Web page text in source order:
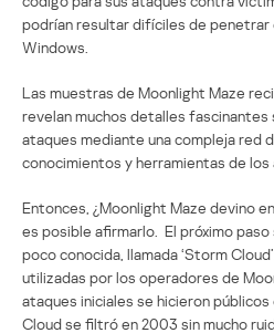
podrían resultar difíciles de penetrar
Windows.
Las muestras de Moonlight Maze
revelan muchos detalles fascinantes
ataques mediante una compleja red
conocimientos y herramientas de los
Entonces, ¿Moonlight Maze devino
es posible afirmarlo. El próximo
poco conocida, llamada ‘Storm
utilizadas por los operadores de
ataques iniciales se hicieron
Cloud se filtró en 2003 sin mucho